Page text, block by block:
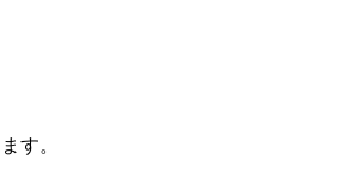
す。